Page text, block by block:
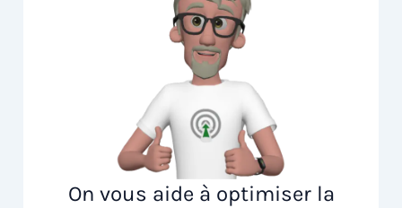
On vous aide à optimiser la